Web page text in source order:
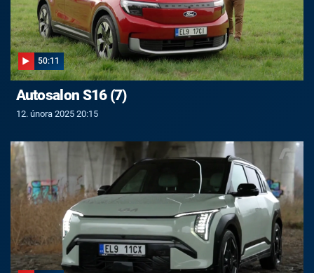
50:11
Autosalon S16 (7)
12. února 2025 20:15